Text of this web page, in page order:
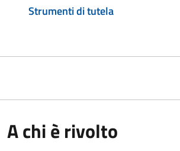
Strumenti di tutela
A chi è rivolto